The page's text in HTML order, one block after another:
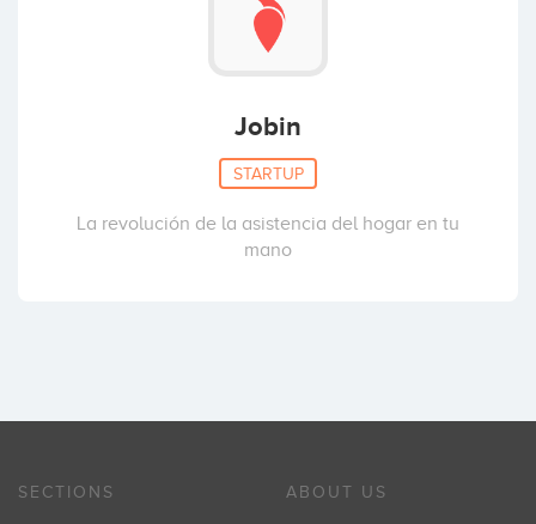
Jobin
STARTUP
La revolución de la asistencia del hogar en tu
mano
SECTIONS ABOUT US